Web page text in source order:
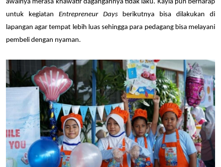
awalnya merasa khawatir dagangannya tidak laku. Kayla pun berharap
untuk kegiatan Entrepreneur Days berikutnya bisa dilakukan di
lapangan agar tempat lebih luas sehingga para pedagang bisa melayani
pembeli dengan nyaman.